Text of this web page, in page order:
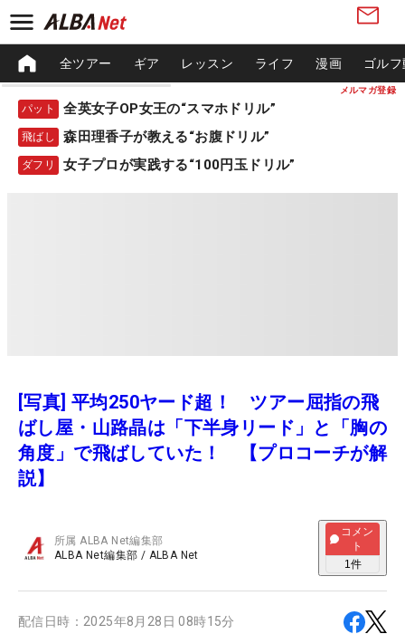
メルマガ登録
全ツアー ギア レッスン ライフ 漫画 ゴル
パット 全英女子OP女王の“スマホドリル”
飛ばし 森田理香子が教える“お腹ドリル”
ダフリ 女子プロが実践する“100円玉ドリル”
[写真] 平均250ヤード超！ ツアー屈指の飛
ばし屋・山路晶は「下半身リード」と「胸の
角度」で飛ばしていた！ 【プロコーチが解
説】
所属ALBA Net編集部
ALBA Net編集部 / ALBA Net
コメン
ト
1件
配信日時： 2025年8月28日 08時15分